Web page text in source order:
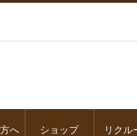
へ ショップ リクル